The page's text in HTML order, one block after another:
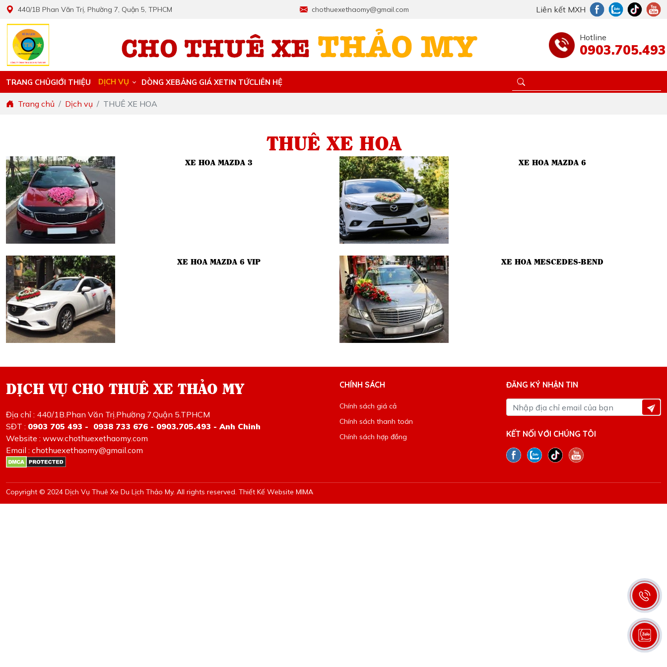
440/1B Phan Văn Trị, Phường 7, Quận 5, TPHCM chothuexethaomy@gmail.com Liên kết MXH
Hotline
0903.705.493
TRANG CHỦGIỚI THIỆU DỊCH VỤ DÒNG XEBẢNG GIÁ XETIN TỨCLIÊN HỆ
Trang chủ Dịch vụ THUÊ XE HOA
THUÊ XE HOA
XE HOA MAZDA 3 XE HOA MAZDA 6
XE HOA MAZDA 6 VIP XE HOA MESCEDES-BEND
DỊCH VỤ CHO THUÊ XE THẢO MY
Địa chỉ : 440/1B.Phan Văn Trị.Phường 7.Quận 5.TPHCM
SĐT : 0903 705 493 - 0938 733 676 - 0903.705.493 - Anh Chinh
Website : www.chothuexethaomy.com
Email : chothuexethaomy@gmail.com
CHÍNH SÁCH
Chính sách giá cả
Chính sách thanh toán
Chính sách hợp đồng
ĐĂNG KÝ NHẬN TIN
KẾT NỐI VỚI CHÚNG TÔI
Copyright © 2024 Dịch Vụ Thuê Xe Du Lịch Thảo My. All rights reserved. Thiết Kế Website MIMA